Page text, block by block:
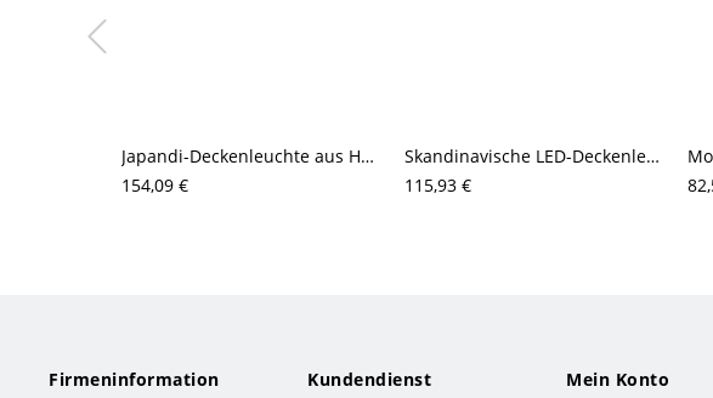
Japandi-Deckenleuchte aus Holz (bündig), plissierter cremefarbener Schirm mit einstellbarer LED-Lichtstimmung
154,09 €
Skandinavische LED-Deckenleuchte, dimmbare kreative Leuchte mit Holzton-Akzent, einstellbare Farbtemperatur für Kinderzimmer und Schlafzimmer
115,93 €
Firmeninformation Kundendienst Mein Konto